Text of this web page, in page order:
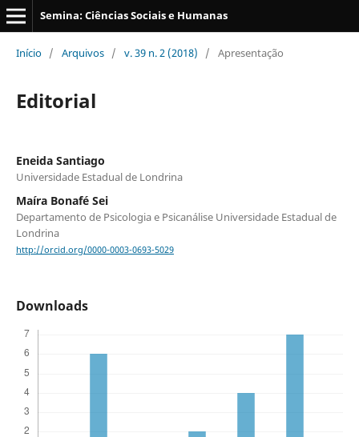
Semina: Ciências Sociais e Humanas
Início / Arquivos / v. 39 n. 2 (2018) / Apresentação
Editorial
Eneida Santiago
Universidade Estadual de Londrina
Maíra Bonafé Sei
Departamento de Psicologia e Psicanálise Universidade Estadual de
Londrina
http://orcid.org/0000-0003-0693-5029
Downloads